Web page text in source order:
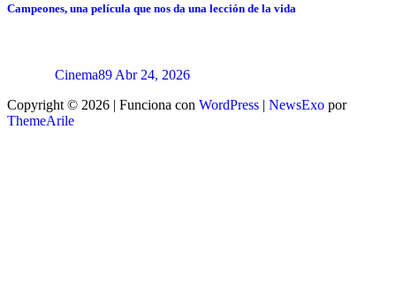
Campeones, una película que nos da una lección de la vida
Cinema89 Abr 24, 2026
Copyright © 2026 | Funciona con WordPress | NewsExo por
ThemeArile